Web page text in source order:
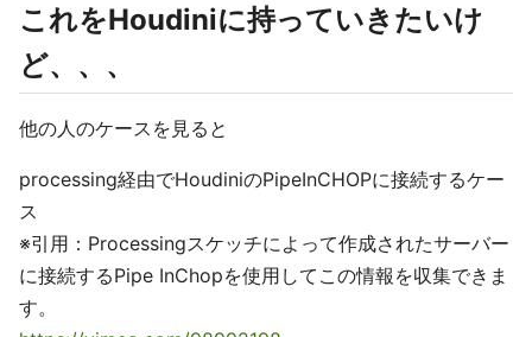
これをHoudiniに持っていきたいけ
ど、、、
他の人のケースを見ると
processing経由でHoudiniのPipeInCHOPに接続するケー
ス
※引用：Processingスケッチによって作成されたサーバー
に接続するPipe InChopを使用してこの情報を収集できま
す。